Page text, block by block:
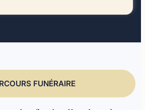
FUNÉRAIRE